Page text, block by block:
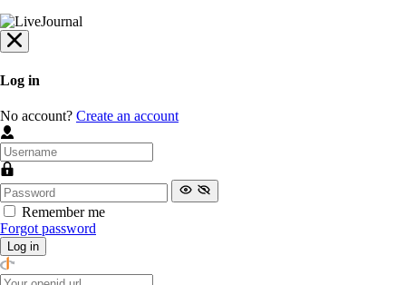
Log in
No account? Create an account
Remember me
Forgot password
Log in